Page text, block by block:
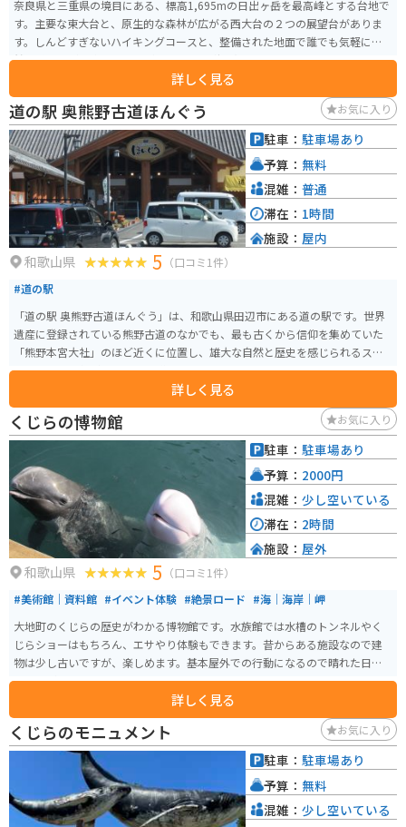
奈良県と三重県の境目にある、標高1,695mの日出ヶ岳を最高峰とする台地で
す。主要な東大台と、原生的な森林が広がる西大台の２つの展望台がありま
す。しんどすぎないハイキングコースと、整備された地面で誰でも気軽に自
然を感じながら楽しむことができます。 秋の紅葉シーズンには、ワインレッ
ド色に染まったシロヤシロが一面に広がり絶景です。日出ヶ岳の展望台から3
60度パノラマ風景が堪能できます。最大の絶景ポイントである大蛇嵒の展望
も素晴らしいです。 大台ケ原ドライブウェイの終点にある大台ケ原ビジター
センターには食堂、お土産屋さんがあります。駐車場も200台、バイク専用も
用意されています。
詳しく見る
道の駅 奥熊野古道ほんぐう お気に入り
和歌山県 5 （口コミ1件）
#道の駅
「道の駅 奥熊野古道ほんぐう」は、和歌山県田辺市にある道の駅です。世界
遺産に登録されている熊野古道のなかでも、最も古くから信仰を集めていた
「熊野本宮大社」のほど近くに位置し、雄大な自然と歴史を感じられるスポ
ットとして人気があります。 道の駅には、地元の特産品を販売するショップ
やレストランがあり、熊野牛や梅干しなど、和歌山県ならではのグルメを楽
しむことができます。また、周辺には温泉施設も点在しており、旅の疲れを
癒やすのにも最適です。 バイクで訪れる場合、道の駅には広々とした駐車場
が完備されているので安心です。熊野古道周辺は、風光明媚なワインディン
グロードが続くので、ツーリングにもおすすめです。特に、道の駅から熊野
本宮大社までの道のりは、緑豊かな山々を眺めながら快適に走行できます。
詳しく見る
駐車： 駐車場あり
予算： 無料
混雑： 普通
滞在： 1時間
施設： 屋内
くじらの博物館 お気に入り
和歌山県 5 （口コミ1件）
#美術館｜資料館 #イベント体験 #絶景ロード #海｜海岸｜岬
大地町のくじらの歴史がわかる博物館です。水族館では水槽のトンネルやく
じらショーはもちろん、エサやり体験もできます。昔からある施設なので建
物は少し古いですが、楽しめます。基本屋外での行動になるので晴れた日に
行くのがオススメです。
詳しく見る
駐車： 駐車場あり
予算： 2000円
混雑： 少し空いている
滞在： 2時間
施設： 屋外
くじらのモニュメント お気に入り
駐車： 駐車場あり
予算： 無料
混雑： 少し空いている